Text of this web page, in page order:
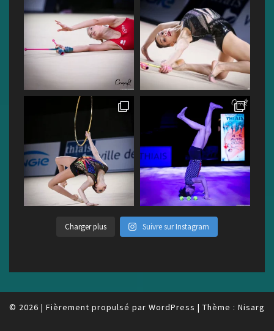
Charger plus Suivre sur Instagram
© 2026 | Fièrement propulsé par WordPress | Thème : Nisarg